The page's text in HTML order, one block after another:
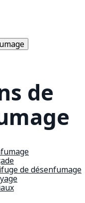
de
de désenfumage